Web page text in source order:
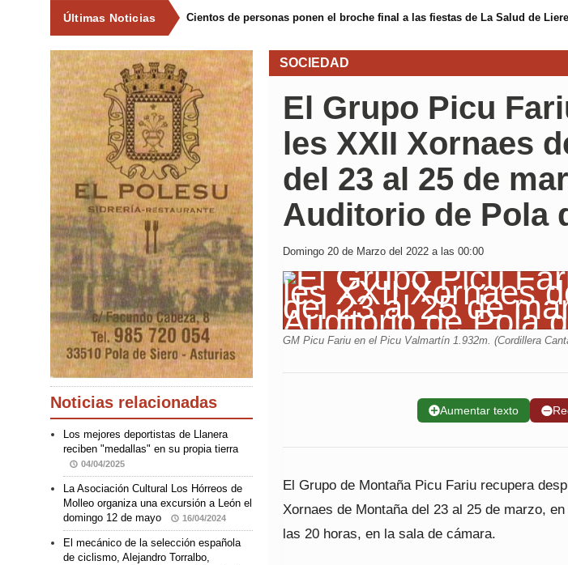
Últimas Noticias Cientos de personas ponen el broche final a las fiestas de La Salud de
SOCIEDAD
El Grupo Picu
les XXII Xornaes
del 23 al 25 de
Auditorio de Pola
Domingo 20 de Marzo del 2022 a las 00:00
GM Picu Fariu en el Picu Valmartín 1.932m. (Cordillera
➕Aumentar texto ➖
El Grupo de Montaña Picu Fariu recupera
Xornaes de Montaña del 23 al 25 de marzo,
las 20 horas, en la sala de cámara.
Noticias relacionadas
Los mejores deportistas de Llanera
reciben "medallas" en su propia tierra
04/04/2025
La Asociación Cultural Los Hórreos de
Molleo organiza una excursión a León el
domingo 12 de mayo
16/04/2024
El mecánico de la selección española
de ciclismo, Alejandro Torralbo,